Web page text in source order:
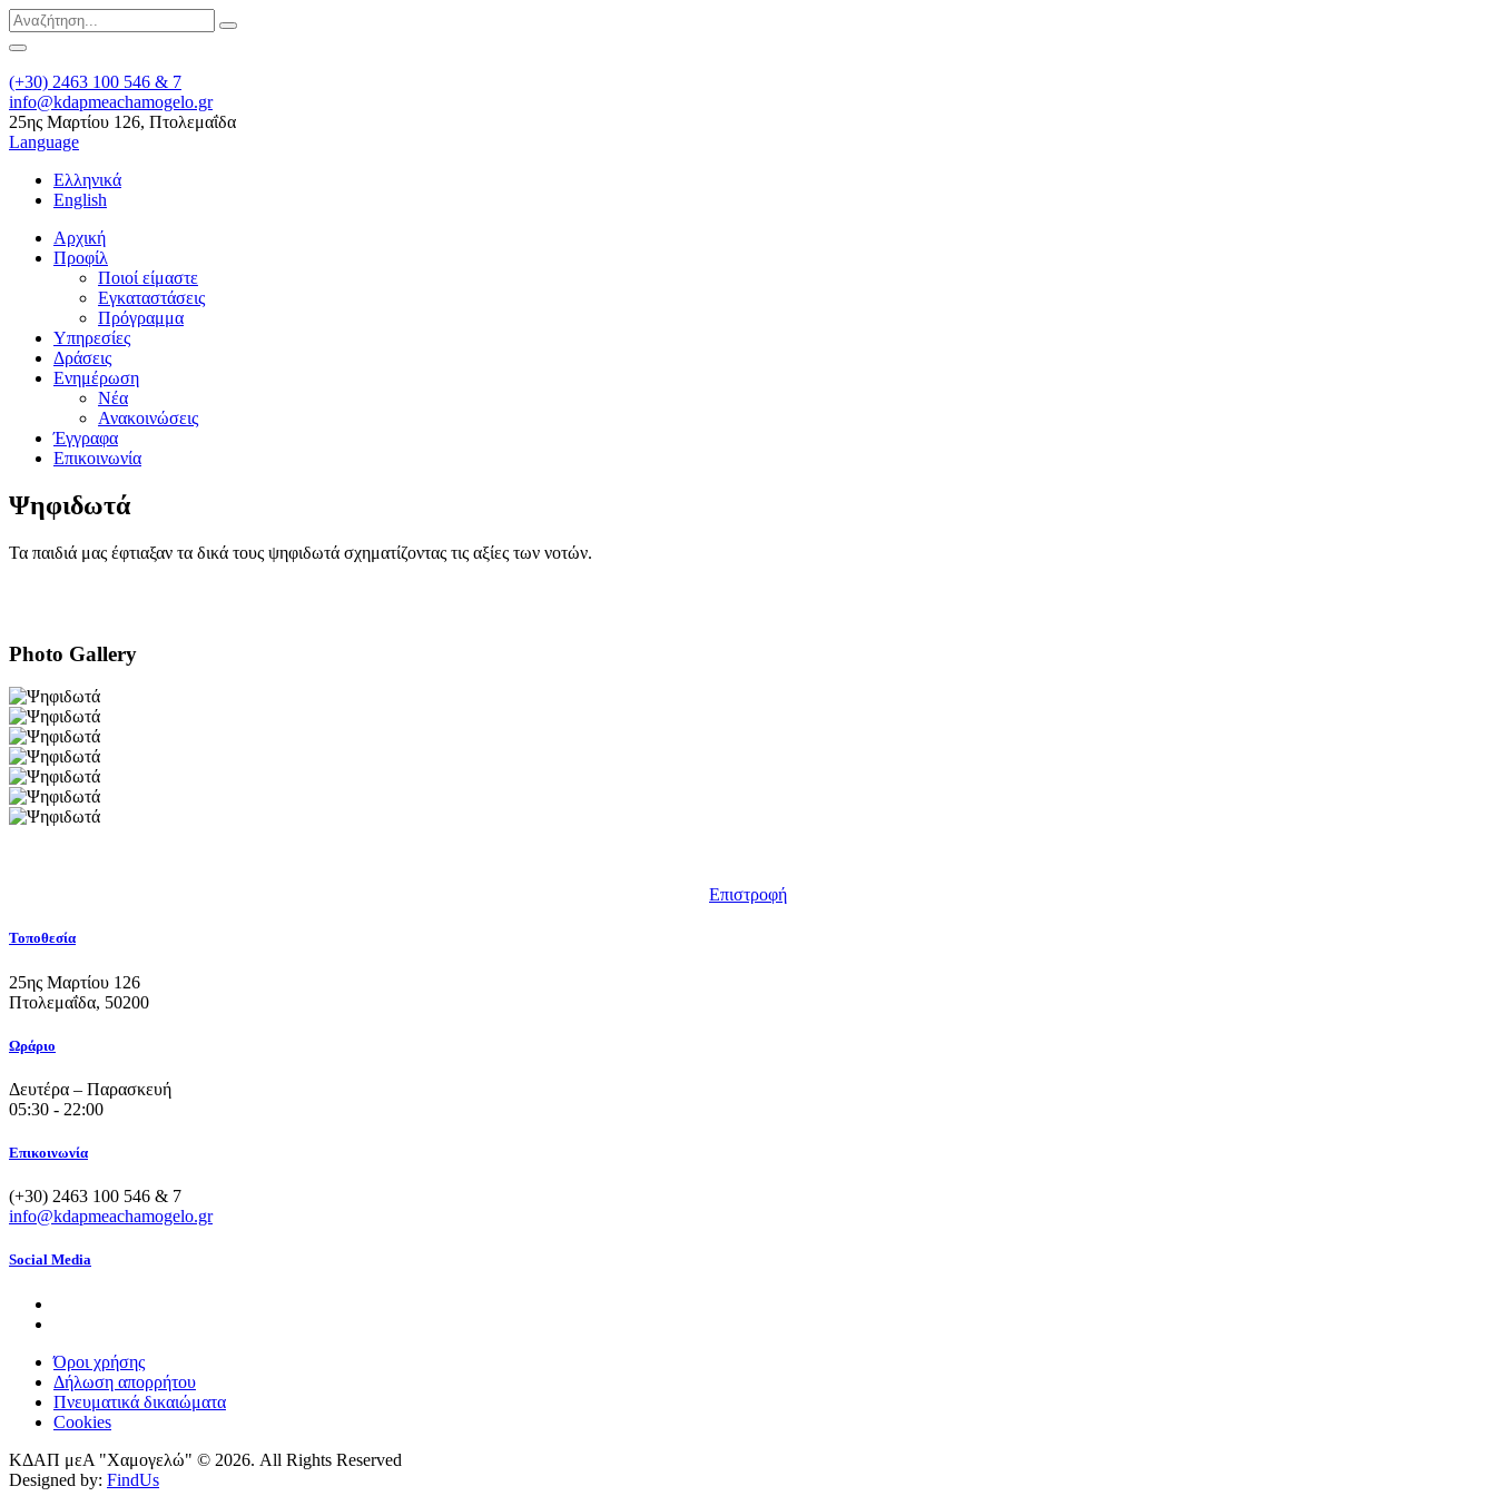
(+30) 2463 100 546 & 7
info@kdapmeachamogelo.gr
25ης Μαρτίου 126, Πτολεμαΐδα
Language
Ελληνικά
English
Αρχική
Προφίλ
Ποιοί είμαστε
Εγκαταστάσεις
Πρόγραμμα
Υπηρεσίες
Δράσεις
Ενημέρωση
Νέα
Ανακοινώσεις
Έγγραφα
Επικοινωνία
Ψηφιδωτά
Τα παιδιά μας έφτιαξαν τα δικά τους ψηφιδωτά σχηματίζοντας τις αξίες των νοτών.
Photo Gallery
Επιστροφή
Τοποθεσία
25ης Μαρτίου 126
Πτολεμαΐδα, 50200
Ωράριο
Δευτέρα – Παρασκευή
05:30 - 22:00
Επικοινωνία
(+30) 2463 100 546 & 7
info@kdapmeachamogelo.gr
Social Media
Όροι χρήσης
Δήλωση απορρήτου
Πνευματικά δικαιώματα
Cookies
ΚΔΑΠ μεΑ "Χαμογελώ" © 2026. All Rights Reserved
Designed by: FindUs